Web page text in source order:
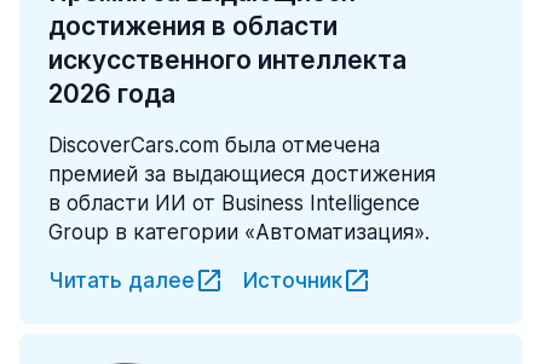
достижения в области
искусственного интеллекта
2026 года
DiscoverCars.com была отмечена
премией за выдающиеся достижения
в области ИИ от Business Intelligence
Group в категории «Автоматизация».
Читать далее
Источник